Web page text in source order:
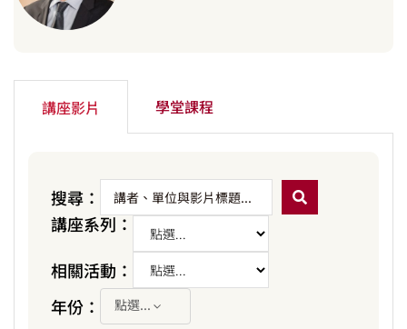
講座影片 學堂課程
搜尋：
講座系列：
相關活動：
年份：
點選...